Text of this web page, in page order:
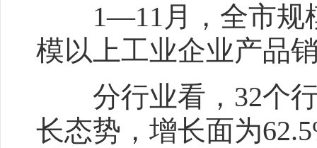
1—11月，全市规模
模以上工业企业产品
分行业看，32个行
长态势，增长面为